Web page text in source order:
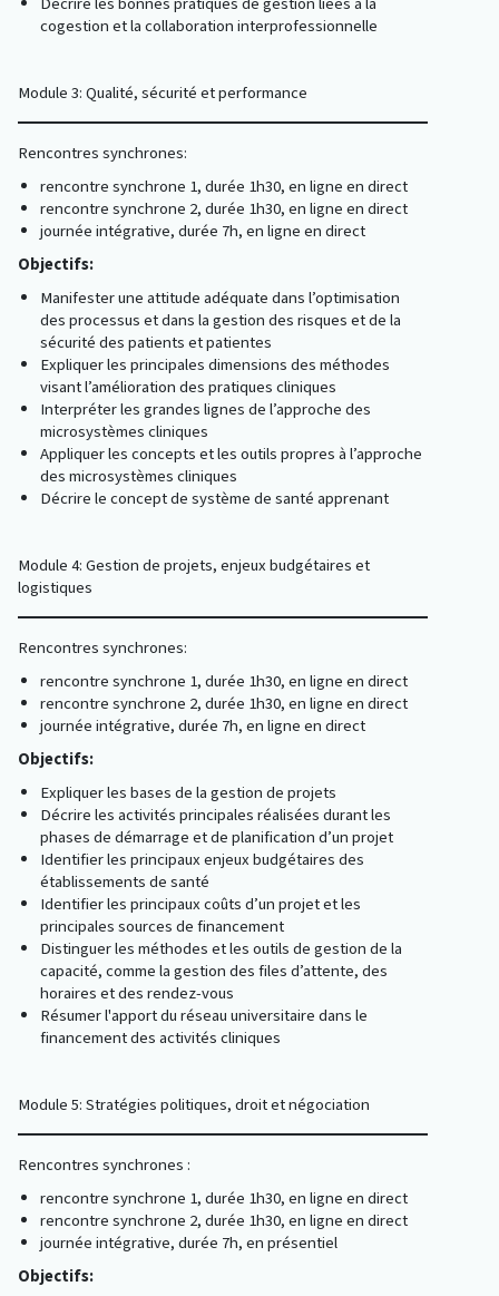
cogestion et la collaboration interprofessionnelle
Module 3: Qualité, sécurité et performance
Rencontres synchrones:
rencontre synchrone 1, durée 1h30, en ligne en direct
rencontre synchrone 2, durée 1h30, en ligne en direct
journée intégrative, durée 7h, en ligne en direct
Objectifs:
Manifester une attitude adéquate dans l’optimisation
des processus et dans la gestion des risques et de la
sécurité des patients et patientes
Expliquer les principales dimensions des méthodes
visant l’amélioration des pratiques cliniques
Interpréter les grandes lignes de l’approche des
microsystèmes cliniques
Appliquer les concepts et les outils propres à l’approche
des microsystèmes cliniques
Décrire le concept de système de santé apprenant
Module 4: Gestion de projets, enjeux budgétaires et
logistiques
Rencontres synchrones:
rencontre synchrone 1, durée 1h30, en ligne en direct
rencontre synchrone 2, durée 1h30, en ligne en direct
journée intégrative, durée 7h, en ligne en direct
Objectifs:
Expliquer les bases de la gestion de projets
Décrire les activités principales réalisées durant les
phases de démarrage et de planification d’un projet
Identifier les principaux enjeux budgétaires des
établissements de santé
Identifier les principaux coûts d’un projet et les
principales sources de financement
Distinguer les méthodes et les outils de gestion de la
capacité, comme la gestion des files d’attente, des
horaires et des rendez-vous
Résumer l'apport du réseau universitaire dans le
financement des activités cliniques
Module 5: Stratégies politiques, droit et négociation
Rencontres synchrones :
rencontre synchrone 1, durée 1h30, en ligne en direct
rencontre synchrone 2, durée 1h30, en ligne en direct
journée intégrative, durée 7h, en présentiel
Objectifs: